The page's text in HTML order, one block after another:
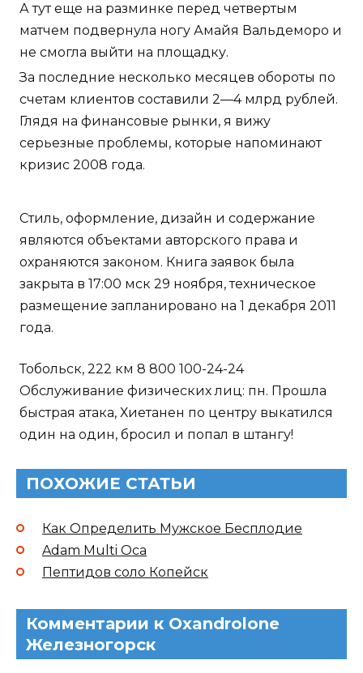
А тут еще на разминке перед четвертым
матчем подвернула ногу Амайя Вальдеморо и
не смогла выйти на площадку.
За последние несколько месяцев обороты по
счетам клиентов составили 2—4 млрд рублей.
Глядя на финансовые рынки, я вижу
серьезные проблемы, которые напоминают
кризис 2008 года.
Стиль, оформление, дизайн и содержание
являются объектами авторского права и
охраняются законом. Книга заявок была
закрыта в 17:00 мск 29 ноября, техническое
размещение запланировано на 1 декабря 2011
года.
Тобольск, 222 км 8 800 100-24-24
Обслуживание физических лиц: пн. Прошла
быстрая атака, Хиетанен по центру выкатился
один на один, бросил и попал в штангу!
ПОХОЖИЕ СТАТЬИ
Как Определить Мужское Бесплодие
Adam Multi Оса
Пептидов соло Копейск
Комментарии к Oxandrolone
Железногорск